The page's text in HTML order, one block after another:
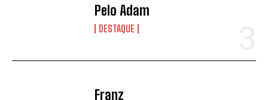
Pelo Adam
DESTAQUE
Franz